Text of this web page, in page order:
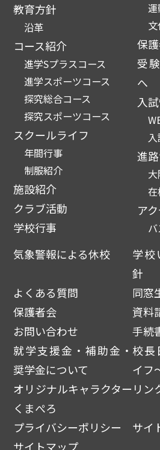
教育方針
沿革
コース紹介
進学Sプラスコース
進学スポーツコース
探究総合コース
探究スポーツコース
スクールライフ
年間行事
制服紹介
施設紹介
クラブ活動
学校行事
保
受
へ
入
進
ア
気象警報による休校
学校
針
よくある質問
同窓
保護者会
資料
お問い合わせ
手続
就学支援金・補助金・
奨学金について
校長
イフ
オリジナルキャラクター
くまぺろ
リン
プライバシーポリシー
サイ
サイトマップ